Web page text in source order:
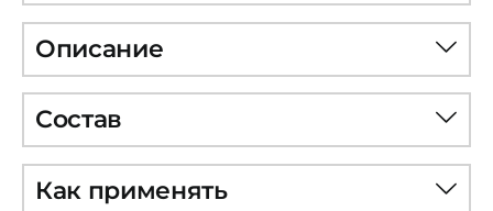
Описание
Состав
Как применять